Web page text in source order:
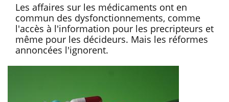
Les affaires sur les médicaments ont en
commun des dysfonctionnements, comme
l'accès à l'information pour les precripteurs et
même pour les décideurs. Mais les réformes
annoncées l'ignorent.